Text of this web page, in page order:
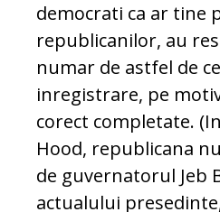
democrati ca ar tine
republicanilor, au
numar de astfel de
inregistrare, pe
corect completate.
Hood, republicana
de guvernatorul Jeb
actualului